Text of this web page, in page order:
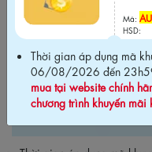
Giảm
Đơn
ngày
31/
Mã:
Mã:
HSD:
Thời gian áp dụng mã
06/08/2026 đến
mua tại website chính
chương trình khuyến mãi